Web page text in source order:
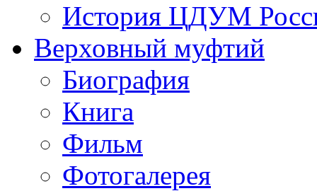
История ЦДУМ
Верховный муфтий
Биография
Книга
Фильм
Фотогалерея